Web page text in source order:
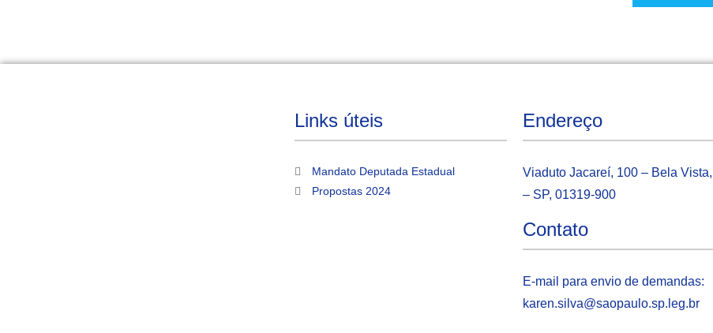
Links úteis
Mandato Deputada Estadual
Propostas 2024
Endereço
Viaduto Jacareí, 100 – Bela
– SP, 01319-900
Contato
E-mail para envio de demandas:
karen.silva@saopaulo.sp.leg.br